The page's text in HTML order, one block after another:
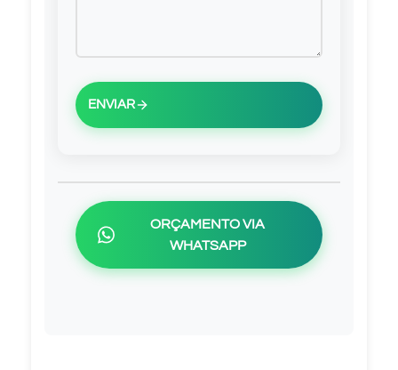
ENVIAR
ORÇAMENTO VIA
WHATSAPP